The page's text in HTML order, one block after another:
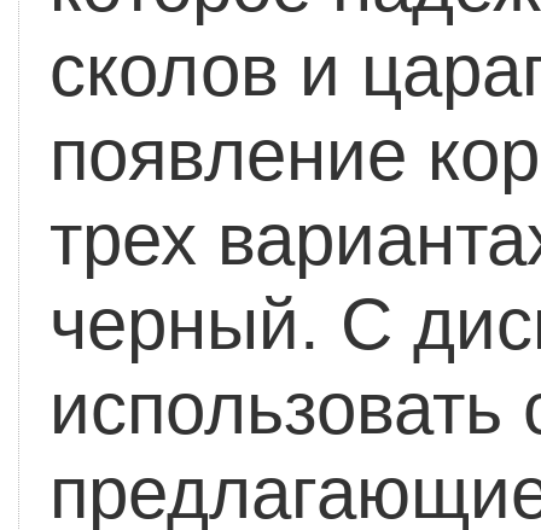
сколов и
появление
трех
черный. С
использовать